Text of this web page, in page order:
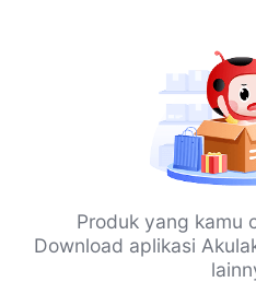
Produk yang kamu
Download aplikasi